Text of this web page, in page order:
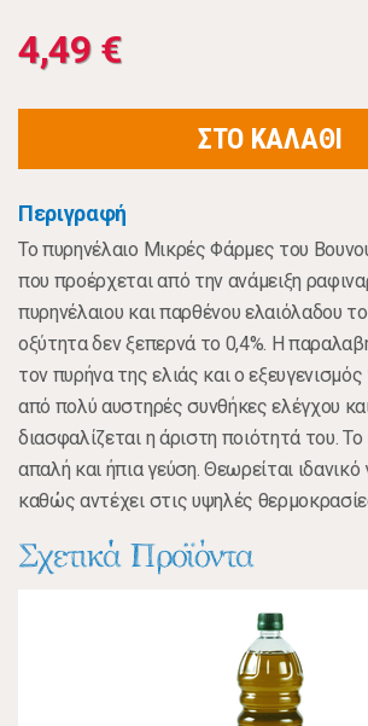
4,49 €
ΣΤΟ ΚΑΛΑΘΙ
Περιγραφή
Το πυρηνέλαιο Μικρές Φάρμες του
που προέρχεται από την ανάμειξη
πυρηνέλαιου και παρθένου ελαιόλαδου
οξύτητα δεν ξεπερνά το 0,4%. Η
τον πυρήνα της ελιάς και ο
από πολύ αυστηρές συνθήκες ελέγχου
διασφαλίζεται η άριστη ποιότητά του. Το
απαλή και ήπια γεύση. Θεωρείται ιδανικό
καθώς αντέχει στις υψηλές
Σχετικά Προϊόντα